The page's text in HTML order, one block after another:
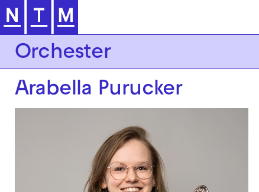
Zur Hauptnavigation springen
Orchester
Arabella Purucker